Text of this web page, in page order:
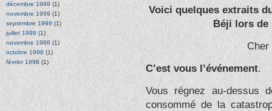
décembre 1999 (1)
novembre 1999 (1)
septembre 1999 (1)
juillet 1999 (1)
novembre 1998 (1)
octobre 1998 (1)
février 1998 (1)
Voici quelques extraits
Béji lors de
Cher
C’est vous l’événement.
Vous régnez au-dessus
consommé de la